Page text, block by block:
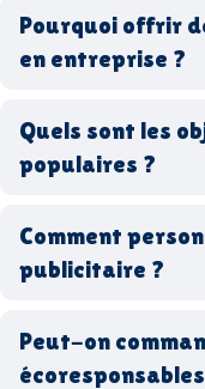
Pourquoi offrir
en entreprise ?
Quels sont les
populaires ?
stylos
gourdes réutilisables
France Made in
Comment
publicitaire ?
Peut-on